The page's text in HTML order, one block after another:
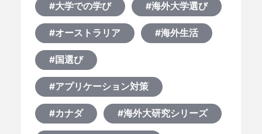
#大学での学び #海外大学選び
#オーストラリア #海外生活
#国選び
#アプリケーション対策
#カナダ #海外大研究シリーズ